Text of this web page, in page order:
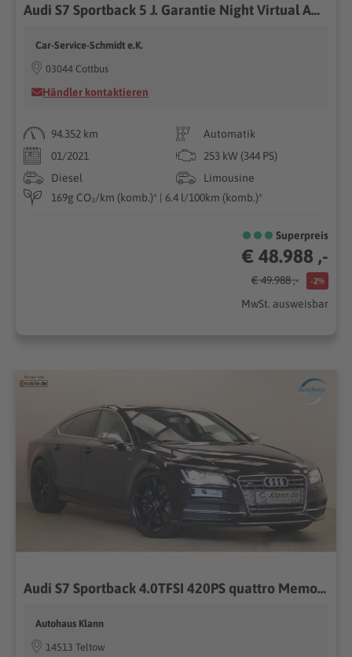
Audi S7 Sportback 5 J. Garantie Night Virtual ACC
Car-Service-Schmidt e.K.
03044 Cottbus
Händler kontaktieren
94.352 km
Automatik
01/2021
253 kW (344 PS)
Diesel
Limousine
169g CO₂/km (komb.)* | 6.4 l/100km (komb.)*
Superpreis
€ 48.988 ,-
€ 49.988 ,- -2%
MwSt. ausweisbar
Audi S7 Sportback 4.0TFSI 420PS quattro Memory Luft
Autohaus Klann
14513 Teltow